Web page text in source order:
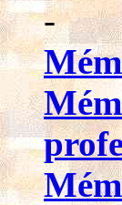
-